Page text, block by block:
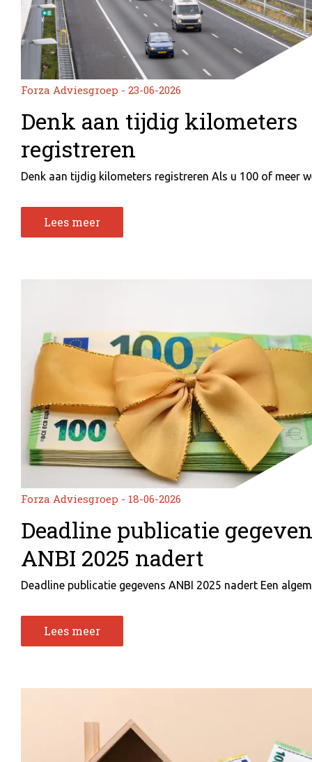
Forza Adviesgroep - 23-06-2026
Denk aan tijdig kilometers
registreren
Denk aan tijdig kilometers registreren Als u 100 of meer
Lees meer
Forza Adviesgroep - 18-06-2026
Deadline publicatie
ANBI 2025 nadert
Deadline publicatie gegevens ANBI 2025 nadert Een
Lees meer